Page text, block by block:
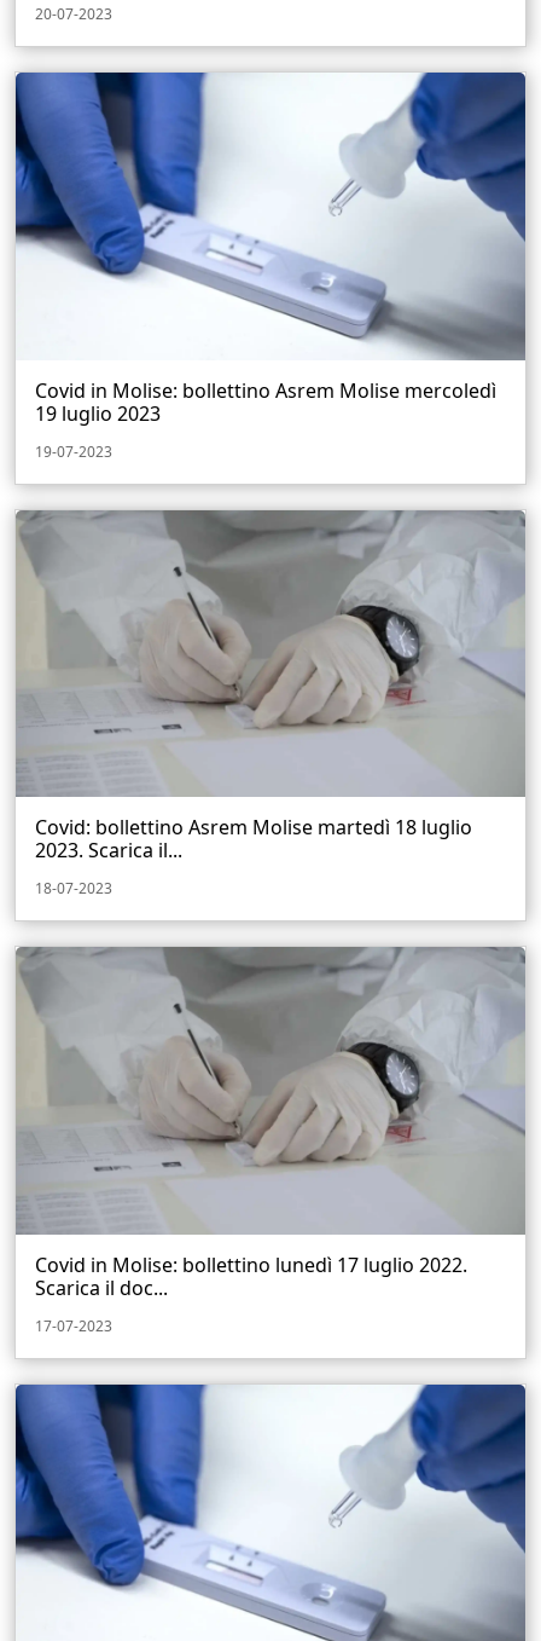
20-07-2023
Covid in Molise: bollettino Asrem Molise mercoledì
19 luglio 2023
19-07-2023
Covid: bollettino Asrem Molise martedì 18 luglio
2023. Scarica il...
18-07-2023
Covid in Molise: bollettino lunedì 17 luglio 2022.
Scarica il doc...
17-07-2023